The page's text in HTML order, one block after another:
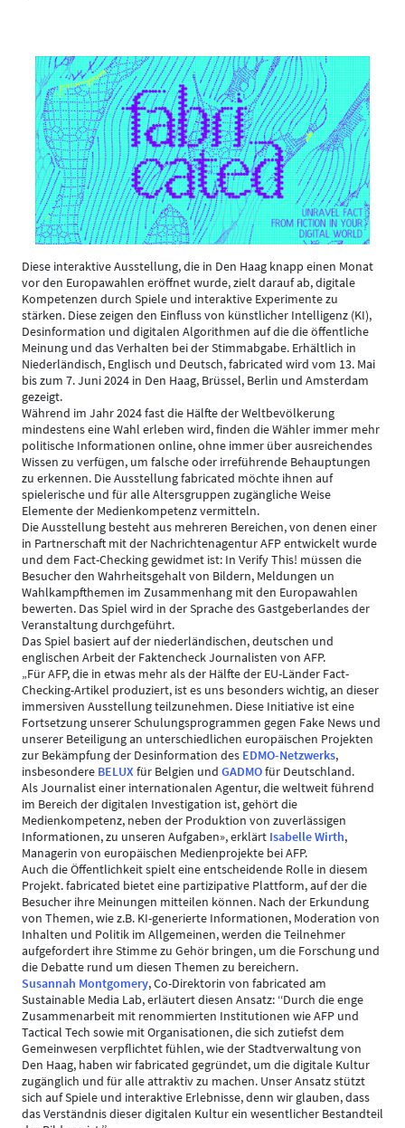
Diese interaktive Ausstellung, die in Den Haag knapp einen Monat
vor den Europawahlen eröffnet wurde, zielt darauf ab, digitale
Kompetenzen durch Spiele und interaktive Experimente zu
stärken. Diese zeigen den Einfluss von künstlicher Intelligenz (KI),
Desinformation und digitalen Algorithmen auf die die öffentliche
Meinung und das Verhalten bei der Stimmabgabe. Erhältlich in
Niederländisch, Englisch und Deutsch, fabricated wird vom 13. Mai
bis zum 7. Juni 2024 in Den Haag, Brüssel, Berlin und Amsterdam
gezeigt.
Während im Jahr 2024 fast die Hälfte der Weltbevölkerung
mindestens eine Wahl erleben wird, finden die Wähler immer mehr
politische Informationen online, ohne immer über ausreichendes
Wissen zu verfügen, um falsche oder irreführende Behauptungen
zu erkennen. Die Ausstellung fabricated möchte ihnen auf
spielerische und für alle Altersgruppen zugängliche Weise
Elemente der Medienkompetenz vermitteln.
Die Ausstellung besteht aus mehreren Bereichen, von denen einer
in Partnerschaft mit der Nachrichtenagentur AFP entwickelt wurde
und dem Fact-Checking gewidmet ist: In Verify This! müssen die
Besucher den Wahrheitsgehalt von Bildern, Meldungen un
Wahlkampfthemen im Zusammenhang mit den Europawahlen
bewerten. Das Spiel wird in der Sprache des Gastgeberlandes der
Veranstaltung durchgeführt.
Das Spiel basiert auf der niederländischen, deutschen und
englischen Arbeit der Faktencheck Journalisten von AFP.
„Für AFP, die in etwas mehr als der Hälfte der EU-Länder Fact-
Checking-Artikel produziert, ist es uns besonders wichtig, an dieser
immersiven Ausstellung teilzunehmen. Diese Initiative ist eine
Fortsetzung unserer Schulungsprogrammen gegen Fake News und
unserer Beteiligung an unterschiedlichen europäischen Projekten
zur Bekämpfung der Desinformation des EDMO-Netzwerks,
insbesondere BELUXfür Belgien und GADMOfür Deutschland.
Als Journalist einer internationalen Agentur, die weltweit führend
im Bereich der digitalen Investigation ist, gehört die
Medienkompetenz, neben der Produktion von zuverlässigen
Informationen, zu unseren Aufgaben», erklärt Isabelle Wirth,
Managerin von europäischen Medienprojekte bei AFP.
Auch die Öffentlichkeit spielt eine entscheidende Rolle in diesem
Projekt. fabricated bietet eine partizipative Plattform, auf der die
Besucher ihre Meinungen mitteilen können. Nach der Erkundung
von Themen, wie z.B. KI-generierte Informationen, Moderation von
Inhalten und Politik im Allgemeinen, werden die Teilnehmer
aufgefordert ihre Stimme zu Gehör bringen, um die Forschung und
die Debatte rund um diesen Themen zu bereichern.
Susannah Montgomery, Co-Direktorin von fabricated am
Sustainable Media Lab, erläutert diesen Ansatz: ‘‘Durch die enge
Zusammenarbeit mit renommierten Institutionen wie AFP und
Tactical Tech sowie mit Organisationen, die sich zutiefst dem
Gemeinwesen verpflichtet fühlen, wie der Stadtverwaltung von
Den Haag, haben wir fabricated gegründet, um die digitale Kultur
zugänglich und für alle attraktiv zu machen. Unser Ansatz stützt
sich auf Spiele und interaktive Erlebnisse, denn wir glauben, dass
das Verständnis dieser digitalen Kultur ein wesentlicher Bestandteil